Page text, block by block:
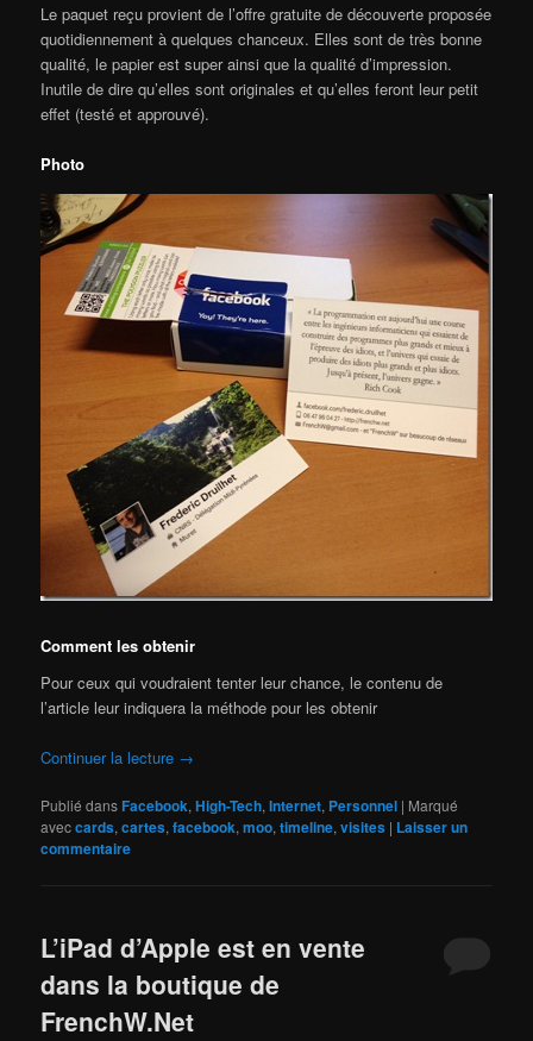
Le paquet reçu provient de l’offre gratuite de découverte proposée
quotidiennement à quelques chanceux. Elles sont de très bonne
qualité, le papier est super ainsi que la qualité d’impression.
Inutile de dire qu’elles sont originales et qu’elles feront leur petit
effet (testé et approuvé).
Photo
Comment les obtenir
Pour ceux qui voudraient tenter leur chance, le contenu de
l’article leur indiquera la méthode pour les obtenir
Continuer la lecture →
Publié dansFacebook,High-Tech,Internet, Personnel | Marqué
aveccards,cartes,facebook,moo,timeline,visites | Laisser un
commentaire
L’iPad d’Apple est en vente
dans la boutique de
FrenchW.Net